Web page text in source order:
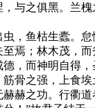
与之俱黑。兰
鱼枯生蠹。怠
焉；林木茂，
而神明自得，
骨之强，上食
之功。行衢道